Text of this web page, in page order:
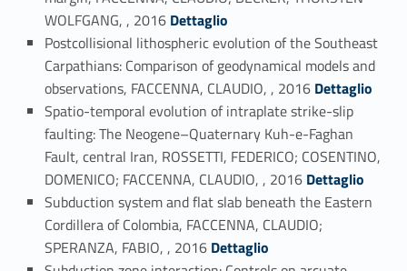
WOLFGANG, , 2016Link identifier #identifier_person_49246-100
Dettaglio
Postcollisional lithospheric evolution of the Southeast
Carpathians: Comparison of geodynamical models and
observations, FACCENNA, CLAUDIO, , 2016 Link identifier #identifier_person_120169-101
Dettaglio
Spatio-temporal evolution of intraplate strike-slip
faulting: The Neogene–Quaternary Kuh-e-Faghan
Fault, central Iran, ROSSETTI, FEDERICO; COSENTINO,
DOMENICO; FACCENNA, CLAUDIO, , 2016 Link identifier #identifier_person_4067-102
Dettaglio
Subduction system and flat slab beneath the Eastern
Cordillera of Colombia, FACCENNA, CLAUDIO;
SPERANZA, FABIO, , 2016 Link identifier #identifier_person_170563-103
Dettaglio